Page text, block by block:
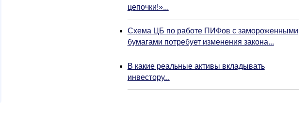
цепочки!»...
Схема ЦБ по работе ПИФов с замороженными
бумагами потребует изменения закона...
В какие реальные активы вкладывать
инвестору...